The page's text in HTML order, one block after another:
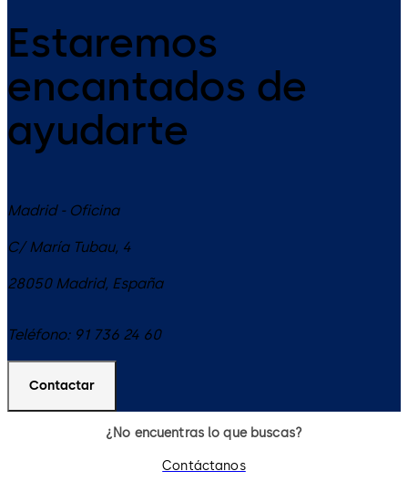
Estaremos
encantados de
ayudarte
Madrid - Oficina
C/ María Tubau, 4
28050 Madrid, España
Teléfono: 91 736 24 60
Contactar
¿No encuentras lo que buscas?
Contáctanos